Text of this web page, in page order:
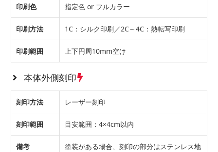
印刷色 指定色 or フルカラー
印刷方法 1C：シルク印刷／2C～4C：熱転写印刷
印刷範囲 上下円周10mm空け
本体外側刻印
刻印方法 レーザー刻印
刻印範囲 目安範囲：4×4cm以内
備考
塗装がある場合、刻印の部分はステンレス地